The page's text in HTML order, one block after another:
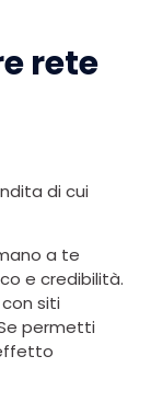
rete
di cui
a te
e credibilità.
siti
permetti